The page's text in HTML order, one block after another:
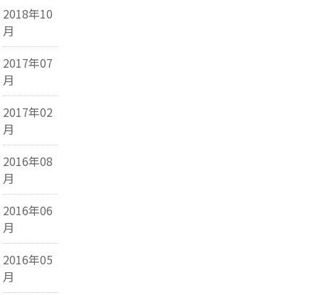
2018年10
月
2017年07
月
2017年02
月
2016年08
月
2016年06
月
2016年05
月